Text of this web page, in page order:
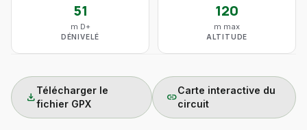
51
m D+
DÉNIVELÉ
120
m max
ALTITUDE
download
Télécharger le
fichier GPX
link
Carte interactive du
circuit